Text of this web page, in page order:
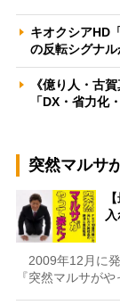
キオクシアHD
の反転シグナ
《億り人・古
「DX・省力化
突然マルサ
2009年12月に
『突然マルサが